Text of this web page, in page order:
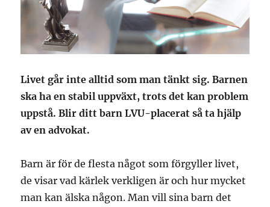
Livet går inte alltid som man tänkt sig. Barnen
ska ha en stabil uppväxt, trots det kan problem
uppstå. Blir ditt barn LVU-placerat så ta hjälp
av en advokat.
Barn är för de flesta något som förgyller livet,
de visar vad kärlek verkligen är och hur mycket
man kan älska någon. Man vill sina barn det